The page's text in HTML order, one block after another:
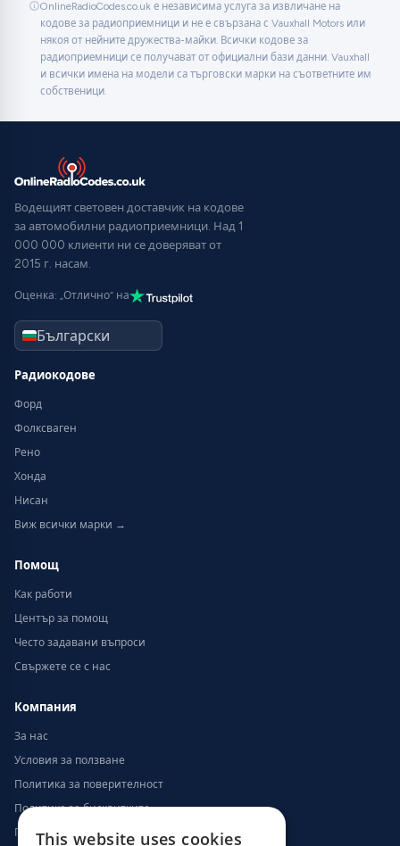
OnlineRadioCodes.co.uk е независима услуга за извличане на
кодове за радиоприемници и не е свързана с Vauxhall Motors или
някоя от нейните дружества-майки. Всички кодове за
радиоприемници се получават от официални бази данни. Vauxhall
и всички имена на модели са търговски марки на съответните им
собственици.
Водещият световен доставчик на кодове
за автомобилни радиоприемници. Над 1
000 000 клиенти ни се доверяват от
2015 г. насам.
Оценка: „Отлично“ на
Радиокодове
Форд
Фолксваген
Рено
Хонда
Нисан
Виж всички марки →
Помощ
Как работи
Център за помощ
Често задавани въпроси
Свържете се с нас
Компания
За нас
Условия за ползване
Политика за поверителност
Политика за бисквитките
Политика за възстановяване на суми
This website uses cookies